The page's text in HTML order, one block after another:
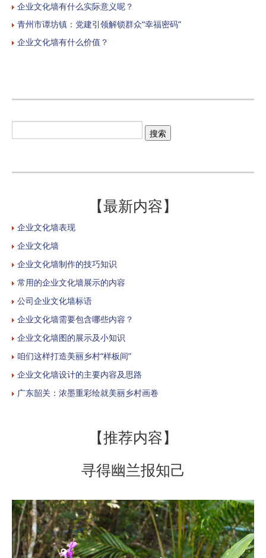
企业文化墙有什么实际意义呢？
青州市谭坊镇：党建引领解锁群众“幸福密码”
企业文化墙有什么价值？
【最新内容】
企业文化墙表现
企业文化墙
企业文化墙制作的技巧知识
常用的企业文化墙展示的内容
公司企业文化墙标语
企业文化墙需要包含哪些内容？
企业文化墙图的展示及小知识
咱们这样打造美丽乡村“样板间”
企业文化墙设计的主要内容及思路
广东韶关：浓墨重彩绘就美丽乡村画卷
【推荐内容】
寻得幽兰报知己